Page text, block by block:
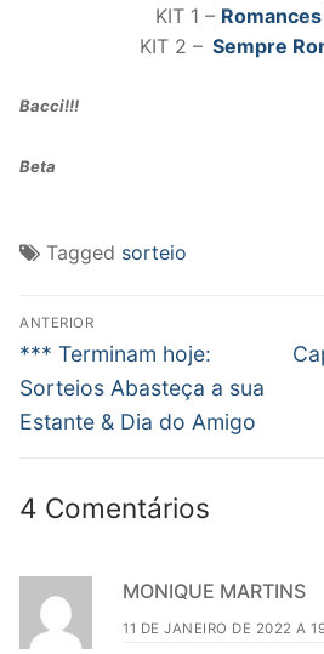
KIT 1 –
KIT 2 – Sempre
Bacci!!!
Beta
Tagged sorteio
Navegação
de
Post
ANTERIOR
Post
anterior:
*** Terminam hoje:
Sorteios Abasteça a sua
Estante & Dia do Amigo
4 Comentários
MONIQUE MARTINS
11 DE JANEIRO DE 2022 A